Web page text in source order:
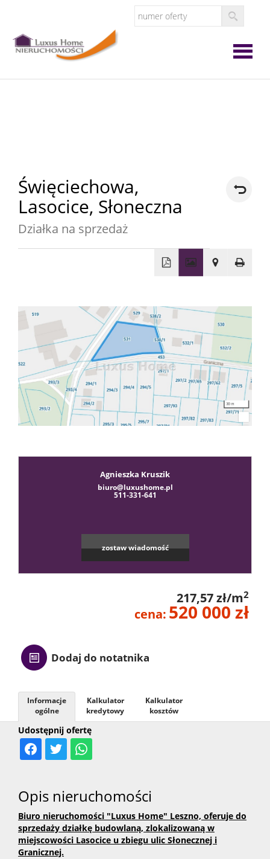
Zgłoś
Zgłoś
chęć
kupna
Święciechowa,
Lasocice, Słoneczna
Działka na sprzedaż
Agnieszka Kruszik
biuro@luxushome.pl
511-331-641
zostaw wiadomość
217,57 zł/m2
cena: 520 000 zł
Dodaj do notatnika
Udostępnij ofertę
Informacje
ogólne
Kalkulator
kredytowy
Kalkulator
kosztów
Opis nieruchomości
Biuro nieruchomości "Luxus Home" Leszno, oferuje do
sprzedaży działkę budowlaną, zlokalizowaną w
miejscowości Lasocice u zbiegu ulic Słonecznej i
Granicznej.